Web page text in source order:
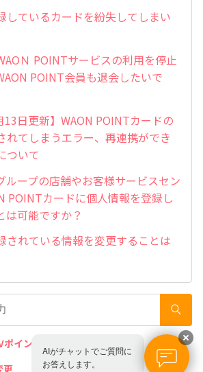
しているカードを紛失してしまい
Ｎ POINTサービスの利用を停止
POINT会員も退会したいで
13日更新】WAON POINTカードの
れてしまうエラー、再連携ができ
ついて
ループの店舗やお客様サービスセン
POINTカードに個人情報を登録し
は可能ですか？
されている情報を変更することは
ポイント
更
AIがチャットでご質問に
お答えします。